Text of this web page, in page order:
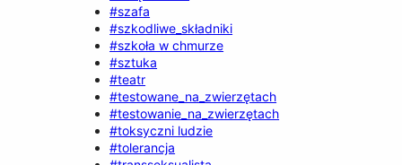
#szafa
#szkodliwe_składniki
#szkoła w chmurze
#sztuka
#teatr
#testowane_na_zwierzętach
#testowanie_na_zwierzętach
#toksyczni ludzie
#tolerancja